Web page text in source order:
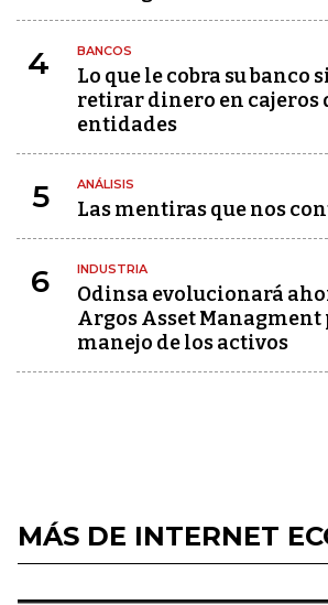
4 BANCOS
Lo que le cobra su banco
retirar dinero en cajeros
entidades
5 ANÁLISIS
Las mentiras que nos
6 INDUSTRIA
Odinsa evolucionará
Argos Asset Managment
manejo de los activos
MÁS DE INTERNET